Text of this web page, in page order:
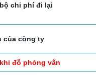
chi phí đi lại
của công ty
đỗ phỏng vấn